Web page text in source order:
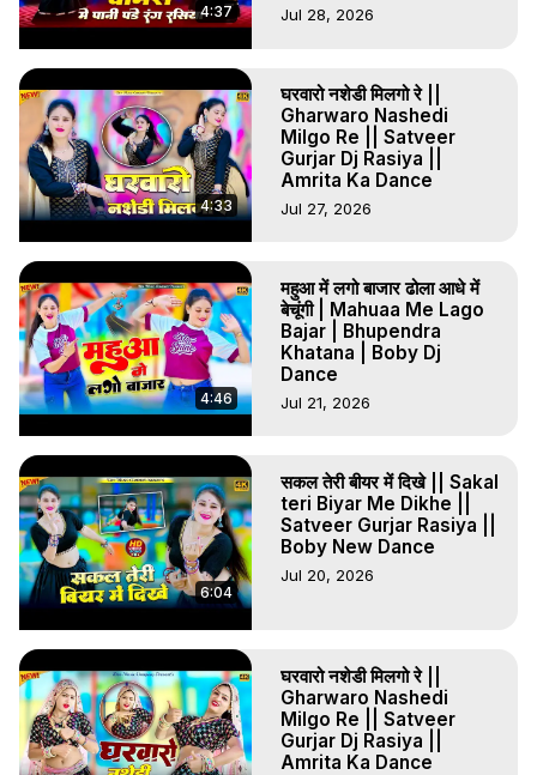
4:37 Jul 28, 2026
4:33
घरवारो नशेडी मिलगो रे ||
Gharwaro Nashedi
Milgo Re || Satveer
Gurjar Dj Rasiya ||
Amrita Ka Dance
Jul 27, 2026
4:46
महुआ में लगो बाजार ढोला आधे में
बेचूंगी | Mahuaa Me Lago
Bajar | Bhupendra
Khatana | Boby Dj
Dance
Jul 21, 2026
6:04
सकल तेरी बीयर में दिखे || Sakal
teri Biyar Me Dikhe ||
Satveer Gurjar Rasiya ||
Boby New Dance
Jul 20, 2026
घरवारो नशेडी मिलगो रे ||
Gharwaro Nashedi
Milgo Re || Satveer
Gurjar Dj Rasiya ||
Amrita Ka Dance